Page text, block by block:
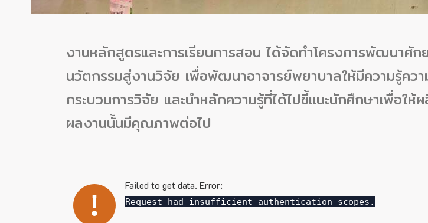
งานหลักสูตรและการเรียนการสอน ได้จัดทำโครงการพัฒนาศั
นวัตกรรมสู่งานวิจัย เพื่อพัฒนาอาจารย์พยาบาลให้มีความรู้ควา
กระบวนการวิจัย และนำหลักความรู้ที่ได้ไปชี้แนะนักศึกษาเพื่อใ
ผลงานนั้นมีคุณภาพต่อไป
Failed to get data. Error:
Request had insufficient authentication scopes.